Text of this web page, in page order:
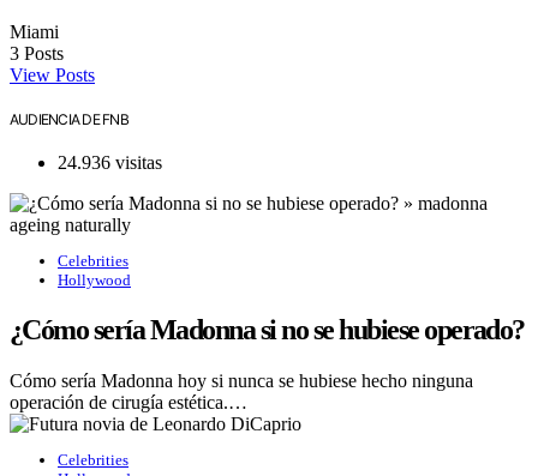
Miami
3 Posts
View Posts
AUDIENCIA DE FNB
24.936 visitas
Celebrities
Hollywood
¿Cómo sería Madonna si no se hubiese operado?
Cómo sería Madonna hoy si nunca se hubiese hecho ninguna
operación de cirugía estética.…
Celebrities